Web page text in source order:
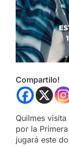
Compartilo!
Quilmes
por la
jugará este